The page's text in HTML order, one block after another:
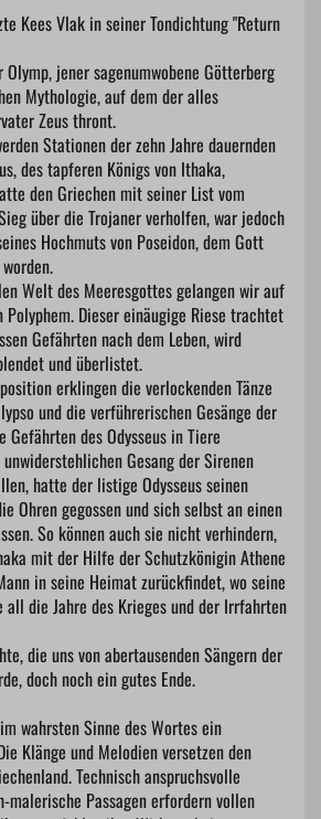
Kees Vlak in seiner Tondichtung "Return
jener sagenumwobene Götterberg
Mythologie, auf dem der alles
Zeus thront.
Stationen der zehn Jahre dauernden
des tapferen Königs von Ithaka,
den Griechen mit seiner List vom
über die Trojaner verholfen, war jedoch
Hochmuts von Poseidon, dem Gott
Welt des Meeresgottes gelangen wir auf
Polyphem. Dieser einäugige Riese trachtet
Gefährten nach dem Leben, wird
und überlistet.
erklingen die verlockenden Tänze
und die verführerischen Gesänge der
Gefährten des Odysseus in Tiere
Gesang der Sirenen
hatte der listige Odysseus seinen
Ohren gegossen und sich selbst an einen
So können auch sie nicht verhindern,
mit der Hilfe der Schutzkönigin Athene
in seine Heimat zurückfindet, wo seine
die Jahre des Krieges und der Irrfahrten
die uns von abertausenden Sängern der
doch noch ein gutes Ende.
wahrsten Sinne des Wortes ein
Klänge und Melodien versetzen den
Technisch anspruchsvolle
malerische Passagen erfordern vollen